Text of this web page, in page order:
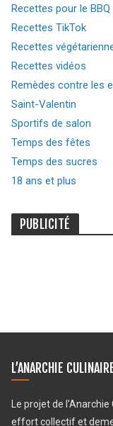
Recettes pour le BBQ
Recettes TikTok
Recettes
Recettes vidéos
Remèdes contre les
Saint-Valentin
Sportifs de salon
Temps des fêtes
Temps des sucres
18 ans et plus
PUBLICITÉ
L’ANARCHIE
Le projet de
effort collectif et